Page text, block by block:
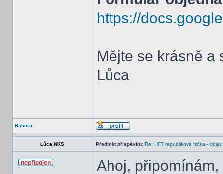
https://
Mějte se krásně a
Lůca
Nahoru
Lůca NKS Předmět příspěvku: Re: HFT republiková trička -
Ahoj,